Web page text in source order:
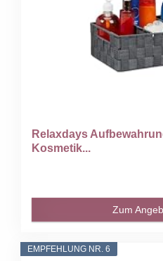
Relaxdays
Kosmetik...
Zum
EMPFEHLUNG NR. 6